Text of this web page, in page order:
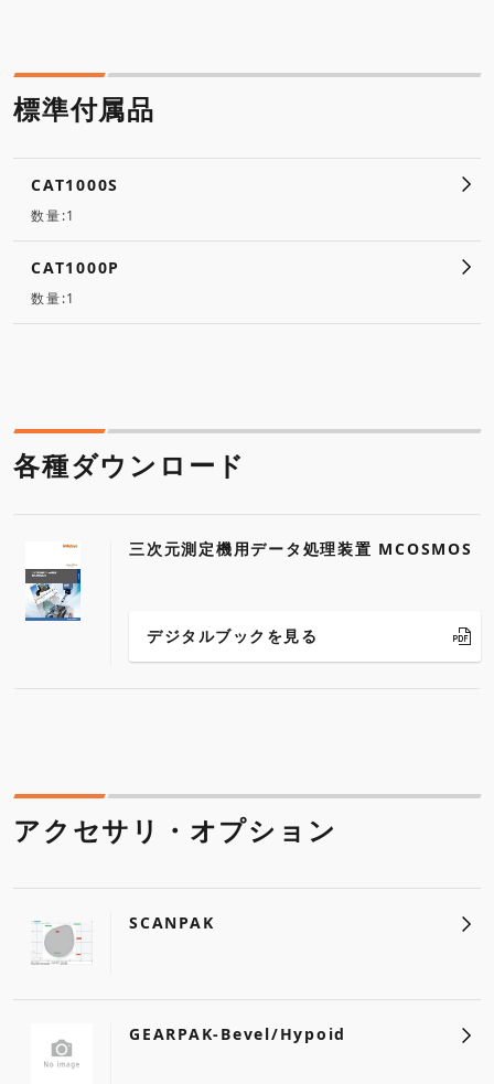
標準付属品
CAT1000S
数量:1
CAT1000P
数量:1
各種ダウンロード
三次元測定機用データ処理装置 MCOSMOS
デジタルブックを見る
アクセサリ・オプション
SCANPAK
GEARPAK-Bevel/Hypoid